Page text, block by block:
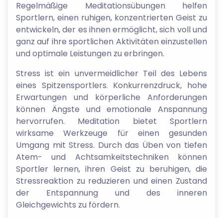
Regelmäßige Meditationsübungen helfen
Sportlern, einen ruhigen, konzentrierten Geist zu
entwickeln, der es ihnen ermöglicht, sich voll und
ganz auf ihre sportlichen Aktivitäten einzustellen
und optimale Leistungen zu erbringen.
Stress ist ein unvermeidlicher Teil des Lebens
eines Spitzensportlers. Konkurrenzdruck, hohe
Erwartungen und körperliche Anforderungen
können Ängste und emotionale Anspannung
hervorrufen. Meditation bietet Sportlern
wirksame Werkzeuge für einen gesunden
Umgang mit Stress. Durch das Üben von tiefen
Atem- und Achtsamkeitstechniken können
Sportler lernen, ihren Geist zu beruhigen, die
Stressreaktion zu reduzieren und einen Zustand
der Entspannung und des inneren
Gleichgewichts zu fördern.